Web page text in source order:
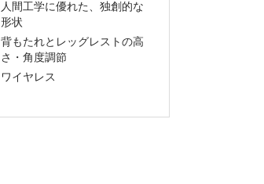
人間工学に優れた、独創的な
形状
背もたれとレッグレストの高
さ・角度調節
ワイヤレス